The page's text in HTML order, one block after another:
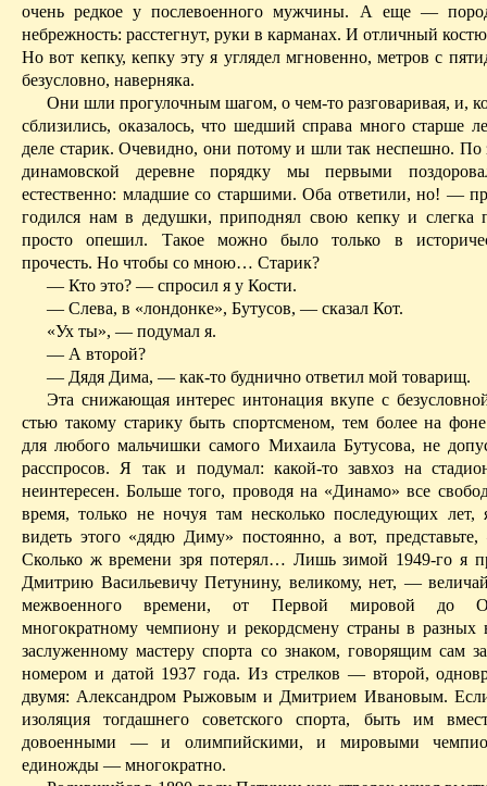
очень редкое у послевоенного мужчины. А еще —
небрежность: расстегнут, руки в карманах. И отличный
Но вот кепку, кепку эту я углядел мгновенно, метров с
безусловно, наверняка.
Они шли прогулочным шагом, о чем-то разговаривая, и,
сблизились, оказалось, что шедший справа много старше
деле старик. Очевидно, они потому и шли так неспешно. По
динамовской деревне порядку мы первыми
естественно: младшие со старшими. Оба ответили, но! —
годился нам в дедушки, приподнял свою кепку и слегка
просто опешил. Такое можно было только в
прочесть. Но чтобы со мною… Старик?
— Кто это? — спросил я у Кости.
— Слева, в «лондонке», Бутусов, — сказал Кот.
«Ухты», — подумал я.
— А второй?
— Дядя Дима, — как-то буднично ответил мой товарищ.
Эта снижающая интерес интонация вкупе с
стью такому старику быть спортсменом, тем более на фоне
для любого мальчишки самого Михаила Бутусова, не
расспросов. Я так и подумал: какой-то завхоз на
неинтересен. Больше того, проводя на «Динамо» все
время, только не ночуя там несколько последующих
видеть этого «дядю Диму» постоянно, а вот,
Сколько ж времени зря потерял… Лишь зимой 1949-го я
Дмитрию Василь­евичу Петунину, великому, нет, —
межвоенного времени, от Первой мировой до
многократному чемпиону и рекордсмену страны в разных
заслуженному мастеру спорта со знаком, говорящим сам
номером и датой 1937 года. Из стрелков — второй,
двумя: Александром Рыжовым и Дмитрием Ивановым.
изоляция тогдашнего советского спорта, быть им
довоенными — и олимпийскими, и мировыми
единожды — многократно.